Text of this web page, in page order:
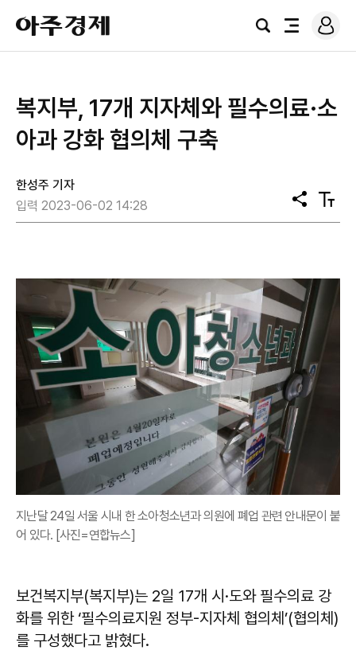
아
주
경
검
전
로
그
​복지부, 17개 지자체와 필수의료·소
아과 강화 협의체 구축
한성주 기자
입력 2023-06-02 14:28
공
유
텍
스
지난달 24일 서울 시내 한 소아청소년과 의원에 폐업 관련 안내문이 붙
어 있다. [사진=연합뉴스]
보건복지부(복지부)는 2일 17개 시·도와 필수의료 강
화를 위한 ‘필수의료지원 정부-지자체 협의체’(협의체)
를 구성했다고 밝혔다.